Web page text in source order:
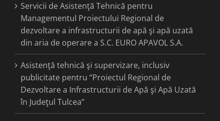
Servicii de Asistenţă Tehnică pentru
Managementul Proiectului Regional de
dezvoltare a infrastructurii de apă şi apă uzată
din aria de operare a S.C. EURO APAVOL S.A.
Asistenţă tehnică şi supervizare, inclusiv
publicitate pentru “Proiectul Regional de
Dezvoltare a Infrastructurii de Apă şi Apă Uzată
în Judeţul Tulcea”